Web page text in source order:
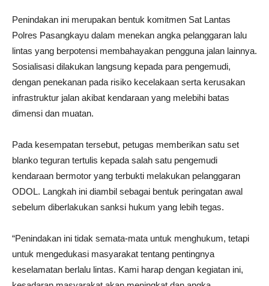
Penindakan ini merupakan bentuk komitmen Sat Lantas
Polres Pasangkayu dalam menekan angka pelanggaran lalu
lintas yang berpotensi membahayakan pengguna jalan lainnya.
Sosialisasi dilakukan langsung kepada para pengemudi,
dengan penekanan pada risiko kecelakaan serta kerusakan
infrastruktur jalan akibat kendaraan yang melebihi batas
dimensi dan muatan.
Pada kesempatan tersebut, petugas memberikan satu set
blanko teguran tertulis kepada salah satu pengemudi
kendaraan bermotor yang terbukti melakukan pelanggaran
ODOL. Langkah ini diambil sebagai bentuk peringatan awal
sebelum diberlakukan sanksi hukum yang lebih tegas.
“Penindakan ini tidak semata-mata untuk menghukum, tetapi
untuk mengedukasi masyarakat tentang pentingnya
keselamatan berlalu lintas. Kami harap dengan kegiatan ini,